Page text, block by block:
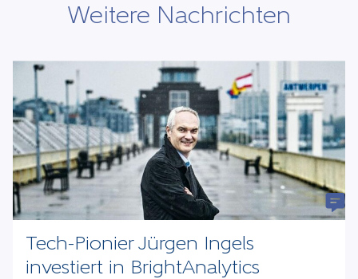
Weitere Nachrichten
Tech-Pionier Jürgen Ingels
investiert in BrightAnalytics